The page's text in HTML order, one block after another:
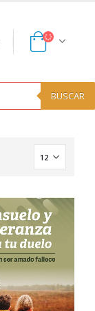
BUSCAR